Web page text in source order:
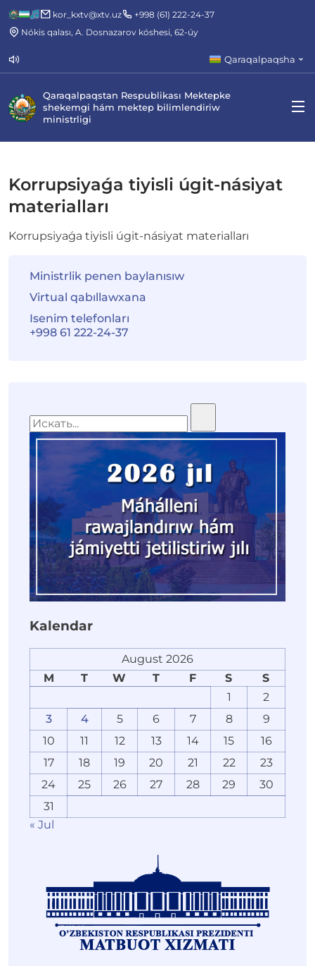
kor_kxtv@xtv.uz
+998 (61) 222-24-37
Nókis qalası, A. Dosnazarov kóshesi, 62-úy
Qaraqalpaqsha
Qaraqalpaqstan Respublikası Mektepke
shekemgi hám mektep bilimlendiriw
ministrligi
Korrupsiyaǵa tiyisli úgit-násiyat
materialları
Korrupsiyaǵa tiyisli úgit-násiyat materialları
Ministrlik penen baylanısıw
Virtual qabıllawxana
Isenim telefonları
+998 61 222-24-37
Kalendar
August 2026
M
T W T F S
S
1
2
3
4 5 6 7 8
9
10
11 12 13 14 15
16
17
18 19 20 21 22
23
24
25 26 27 28 29
30
31
« Jul